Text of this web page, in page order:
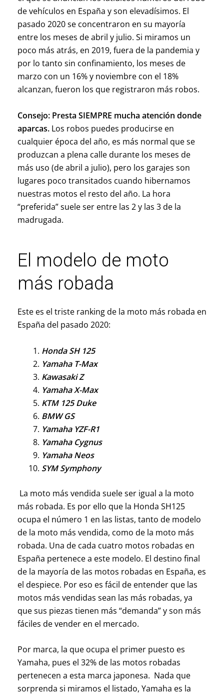
de vehículos en España y son elevadísimos. El
pasado 2020 se concentraron en su mayoría
entre los meses de abril y julio. Si miramos un
poco más atrás, en 2019, fuera de la pandemia y
por lo tanto sin confinamiento, los meses de
marzo con un 16% y noviembre con el 18%
alcanzan, fueron los que registraron más robos.
Consejo: Presta SIEMPRE mucha atención donde
aparcas.Los robos puedes producirse en
cualquier época del año, es más normal que se
produzcan a plena calle durante los meses de
más uso (de abril a julio), pero los garajes son
lugares poco transitados cuando hibernamos
nuestras motos el resto del año. La hora
“preferida” suele ser entre las 2 y las 3 de la
madrugada.
El modelo de moto
más robada
Este es el triste ranking de la moto más robada en
España del pasado 2020:
Honda SH 125
Yamaha T-Max
Kawasaki Z
Yamaha X-Max
KTM 125 Duke
BMW GS
Yamaha YZF-R1
Yamaha Cygnus
Yamaha Neos
SYM Symphony
La moto más vendida suele ser igual a la moto
más robada. Es por ello que la Honda SH125
ocupa el número 1 en las listas, tanto de modelo
de la moto más vendida, como de la moto más
robada. Una de cada cuatro motos robadas en
España pertenece a este modelo. El destino final
de la mayoría de las motos robadas en España, es
el despiece. Por eso es fácil de entender que las
motos más vendidas sean las más robadas, ya
que sus piezas tienen más “demanda” y son más
fáciles de vender en el mercado.
Por marca, la que ocupa el primer puesto es
Yamaha, pues el 32% de las motos robadas
pertenecen a esta marca japonesa. Nada que
sorprenda si miramos el listado, Yamaha es la